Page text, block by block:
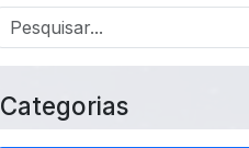
Categorias